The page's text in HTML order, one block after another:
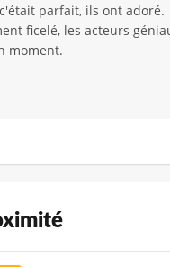
parfait, ils ont adoré.
ficelé, les acteurs
moment.